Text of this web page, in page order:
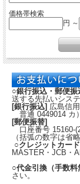
価格帯検索
円 ～
○銀行振込・郵便振
送する先払いシステ
[銀行振込] 広島信
普通 0449014 カ
[郵便振替]
口座番号 15160-
（括弧の数字は省
○クレジットカー
MASTER・JCB・
○代金引換（手数
さい。